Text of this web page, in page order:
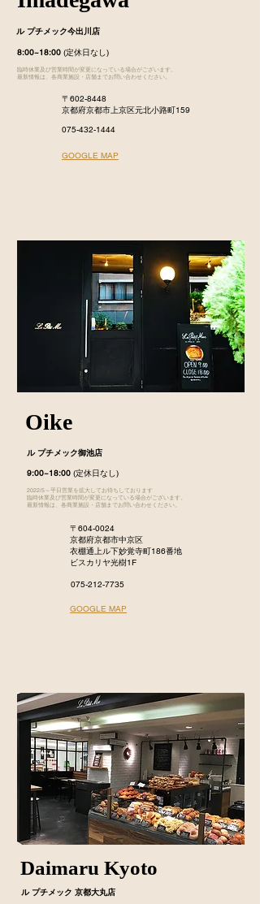
ル プチメック今出川店
8:00~18:00 (定休日なし)
臨時休業及び営業時間が変更になっている場合がございます。
最新情報は、各商業施設・店舗までお問い合わせください。
〒602-8448
京都府京都市上京区元北小路町159
075-432-1444
​GOOGLE MAP
Oike
ル プチメック御池店
9:00~18:00 (定休日なし)
2022/5～平日営業を拡大してお待ちしております
臨時休業及び営業時間が変更になっている場合がございます。
最新情報は、各商業施設・店舗までお問い合わせください。
〒604-0024
京都府京都市中京区
衣棚通上ル下妙覚寺町186番地
ビスカリヤ光樹1F
075-212-7735
​GOOGLE MAP
Daimaru Kyoto
ル プチメック 京都大丸店